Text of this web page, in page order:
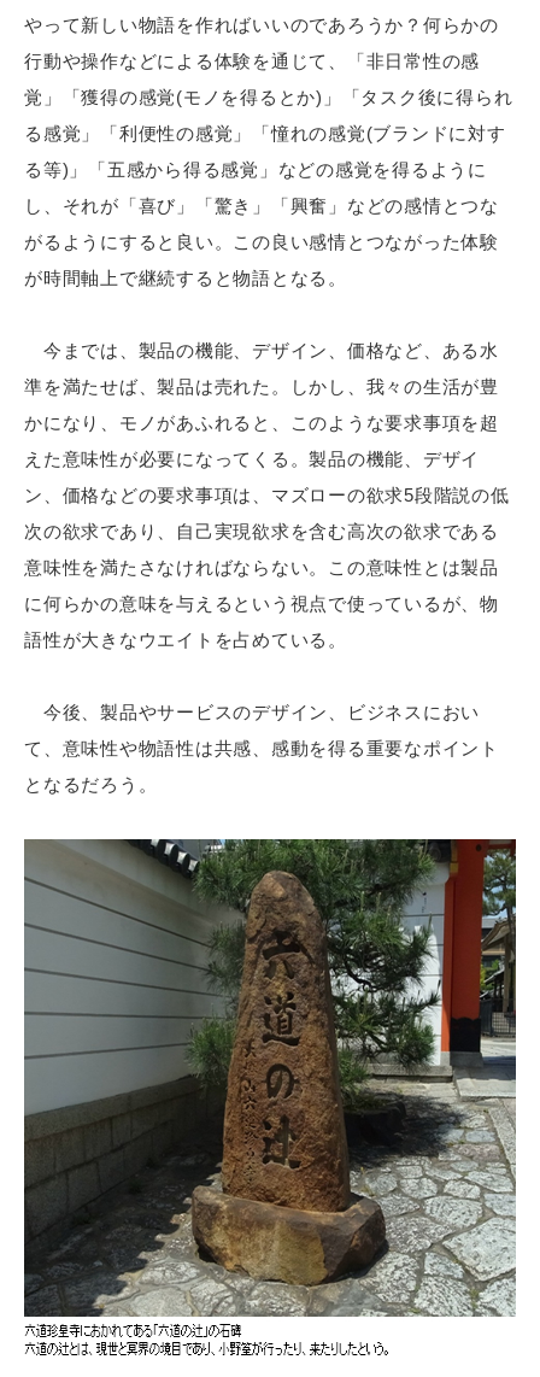
やって新しい物語を作ればいいのであろうか？何らかの
行動や操作などによる体験を通じて、「非日常性の感
覚」「獲得の感覚(モノを得るとか)」「タスク後に得られ
る感覚」「利便性の感覚」「憧れの感覚(ブランドに対す
る等)」「五感から得る感覚」などの感覚を得るように
し、それが「喜び」「驚き」「興奮」などの感情とつな
がるようにすると良い。この良い感情とつながった体験
が時間軸上で継続すると物語となる。
今までは、製品の機能、デザイン、価格など、ある水
準を満たせば、製品は売れた。しかし、我々の生活が豊
かになり、モノがあふれると、このような要求事項を超
えた意味性が必要になってくる。製品の機能、デザイ
ン、価格などの要求事項は、マズローの欲求5段階説の低
次の欲求であり、自己実現欲求を含む高次の欲求である
意味性を満たさなければならない。この意味性とは製品
に何らかの意味を与えるという視点で使っているが、物
語性が大きなウエイトを占めている。
今後、製品やサービスのデザイン、ビジネスにおい
て、意味性や物語性は共感、感動を得る重要なポイント
となるだろう。